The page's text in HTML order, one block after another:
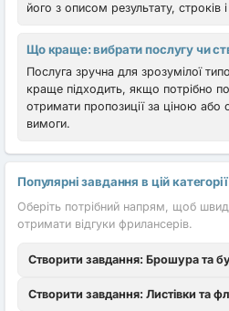
його з описом результату, строків
Що краще: вибрати послугу чи
Послуга зручна для зрозумілої
краще підходить, якщо потрібно
отримати пропозиції за ціною або
вимоги.
Популярні завдання в цій категорії
Оберіть потрібний напрям, щоб
отримати відгуки фрилансерів.
Створити завдання: Брошура та
Створити завдання: Листівки та